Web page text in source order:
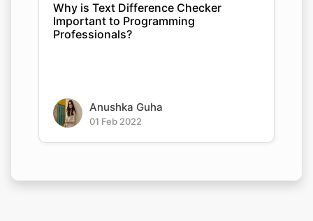
Why is Text Difference Checker
Important to Programming
Professionals?
Anushka Guha
01 Feb 2022